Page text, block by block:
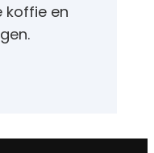
koffie en